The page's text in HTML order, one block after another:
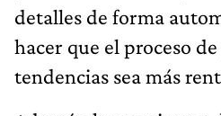
detalles de forma
hacer que el proceso
tendencias sea más